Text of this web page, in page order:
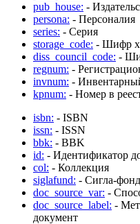
pub_house: -
persona: - Персоналия
series: - Серия
storage_code: - Шифр
diss_council_code: -
regnum: -
invnum: -
kpnum: - Номер в
isbn: - ISBN
issn: - ISSN
bbk: - BBK
id: - Идентификатор
col: - Коллекция
siglafund: - Сигла-фонд
doc_source_var: -
doc_source_label: -
документ